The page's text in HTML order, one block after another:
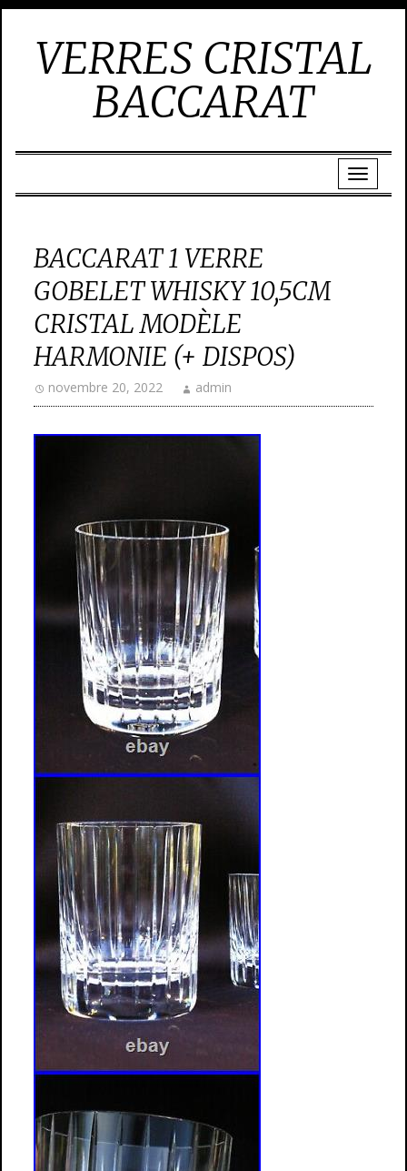
VERRES CRISTAL
BACCARAT
BACCARAT 1 VERRE
GOBELET WHISKY 10,5CM
CRISTAL MODÈLE
HARMONIE (+ DISPOS)
novembre 20, 2022 admin